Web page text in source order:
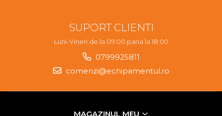
SUPORT CLIENTI
Luni-Vineri de la 09:00 pana la 18:00
0799925811
comenzi@echipamentul.ro
MAGAZINUL MEU